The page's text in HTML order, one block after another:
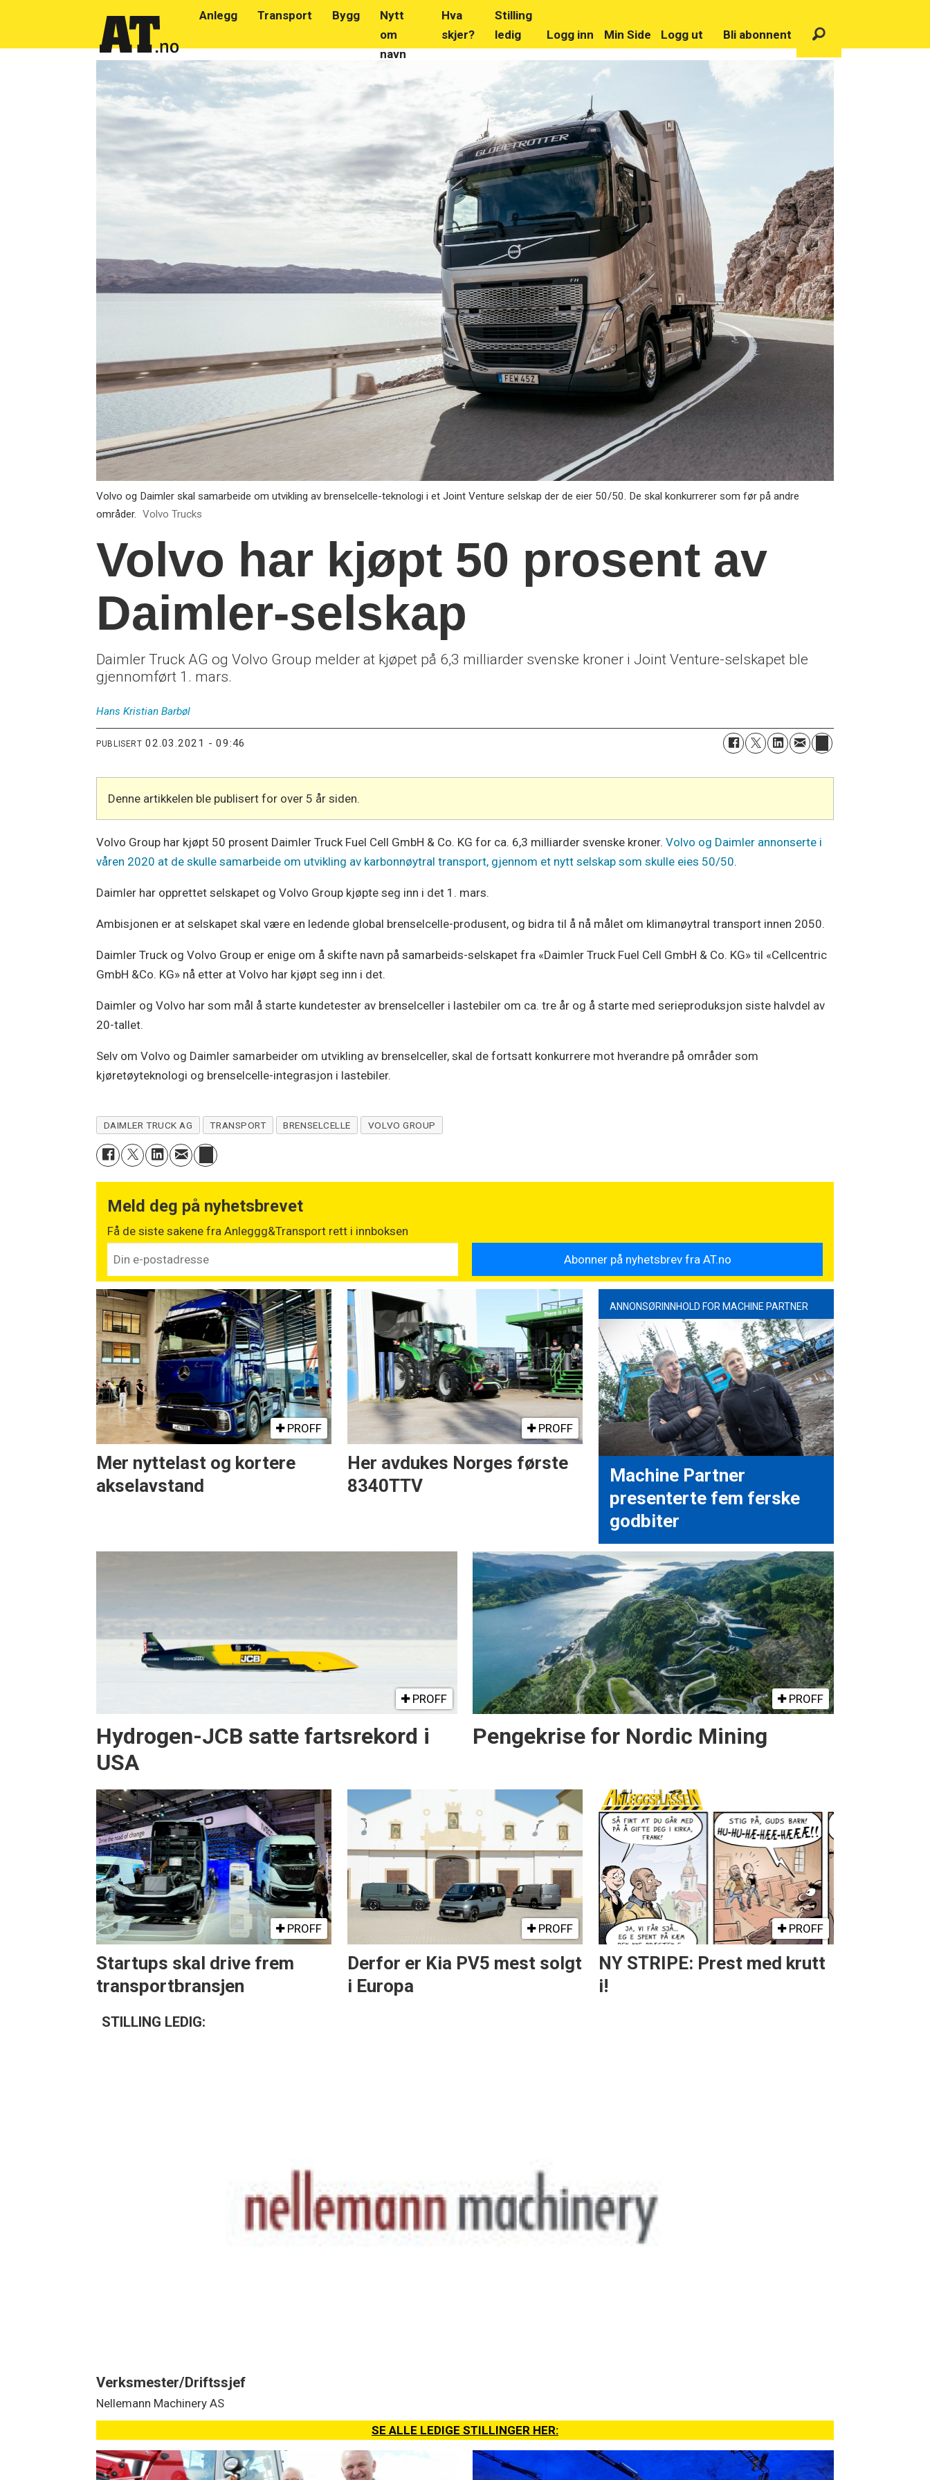
Anlegg Transport Bygg
Nytt
om
navn
Hva
skjer?
Stilling
ledig
Logg inn Min Side Logg ut Bli abonnent
Volvo og Daimler skal samarbeide om utvikling av brenselcelle-teknologi i et Joint Venture selskap der de eier 50/50. De skal konkurrerer som før på andre
områder. Volvo Trucks
Volvo har kjøpt 50 prosent av
Daimler-selskap
Daimler Truck AG og Volvo Group melder at kjøpet på 6,3 milliarder svenske kroner i Joint Venture-selskapet ble
gjennomført 1. mars.
Hans Kristian Barbøl
PUBLISERT 02.03.2021 - 09:46
Denne artikkelen ble publisert for over 5 år siden.
Volvo Group har kjøpt 50 prosent Daimler Truck Fuel Cell GmbH & Co. KG for ca. 6,3 milliarder svenske kroner.Volvo og Daimler annonserte i
våren 2020 at de skulle samarbeide om utvikling av karbonnøytral transport, gjennom et nytt selskap som skulle eies 50/50.
Daimler har opprettet selskapet og Volvo Group kjøpte seg inn i det 1. mars.
Ambisjonen er at selskapet skal være en ledende global brenselcelle-produsent, og bidra til å nå målet om klimanøytral transport innen 2050.
Daimler Truck og Volvo Group er enige om å skifte navn på samarbeids-selskapet fra «Daimler Truck Fuel Cell GmbH & Co. KG» til «Cellcentric
GmbH &Co. KG» nå etter at Volvo har kjøpt seg inn i det.
Daimler og Volvo har som mål å starte kundetester av brenselceller i lastebiler om ca. tre år og å starte med serieproduksjon siste halvdel av
20-tallet.
Selv om Volvo og Daimler samarbeider om utvikling av brenselceller, skal de fortsatt konkurrere mot hverandre på områder som
kjøretøyteknologi og brenselcelle-integrasjon i lastebiler.
DAIMLER TRUCK AG TRANSPORT BRENSELCELLE VOLVO GROUP
Meld deg på nyhetsbrevet
Få de siste sakene fra Anleggg&Transport rett i innboksen
PROFF
Mer nyttelast og kortere
akselavstand
PROFF
Her avdukes Norges første
8340TTV
ANNONSØRINNHOLD FOR MACHINE PARTNER
Machine Partner
presenterte fem ferske
godbiter
PROFF
Hydrogen-JCB satte fartsrekord i
USA
PROFF
Pengekrise for Nordic Mining
PROFF
Startups skal drive frem
transportbransjen
PROFF
Derfor er Kia PV5 mest solgt
i Europa
PROFF
NY STRIPE: Prest med krutt
i!
STILLING LEDIG:
Verksmester/Driftssjef
Nellemann Machinery AS
SE ALLE LEDIGE STILLINGER HER: